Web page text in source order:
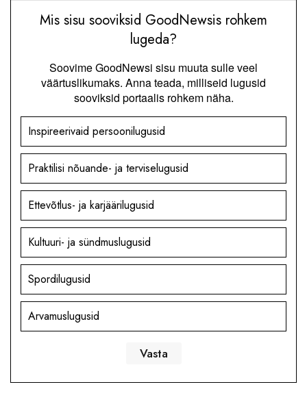
Mis sisu sooviksid GoodNewsis rohkem
lugeda?
Soovime GoodNewsi sisu muuta sulle veel
väärtuslikumaks. Anna teada, milliseid lugusid
sooviksid portaalis rohkem näha.
Inspireerivaid persoonilugusid
Praktilisi nõuande- ja terviselugusid
Ettevõtlus- ja karjäärilugusid
Kultuuri- ja sündmuslugusid
Spordilugusid
Arvamuslugusid